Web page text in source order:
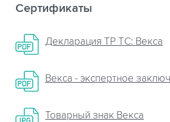
Сертификаты
Декларация ТР ТС: Векса
Векса - экспертное
Товарный знак Векса